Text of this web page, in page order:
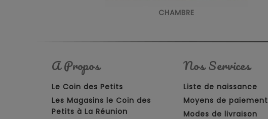
CHAMBRE
A Propos
Le Coin des Petits
Les Magasins le Coin des
Petits à La Réunion
Nos Services
Liste de naissance
Moyens de paiement
Modes de livraison